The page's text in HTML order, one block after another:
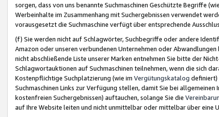
sorgen, dass von uns benannte Suchmaschinen Geschützte Begriffe
Werbeinhalte im Zusammenhang mit Suchergebnissen verwendet
vorausgesetzt die Suchmaschine verfügt über entsprechende
(f) Sie werden nicht auf Schlagwörter, Suchbegriffe oder andere
Amazon oder unseren verbundenen Unternehmen oder
nicht abschließende Liste unserer Marken entnehmen Sie bitte der
Schlagwortauktionen auf Suchmaschinen teilnehmen, wenn die sich
Kostenpflichtige Suchplatzierung (wie im Vergütungskatalog definiert)
Suchmaschinen Links zur Verfügung stellen, damit Sie bei
kostenfreien Suchergebnissen) auftauchen, solange Sie die
auf Ihre Website leiten und nicht unmittelbar oder mittelbar über eine